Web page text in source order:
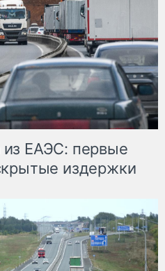
ЕАЭС: первые
издержки